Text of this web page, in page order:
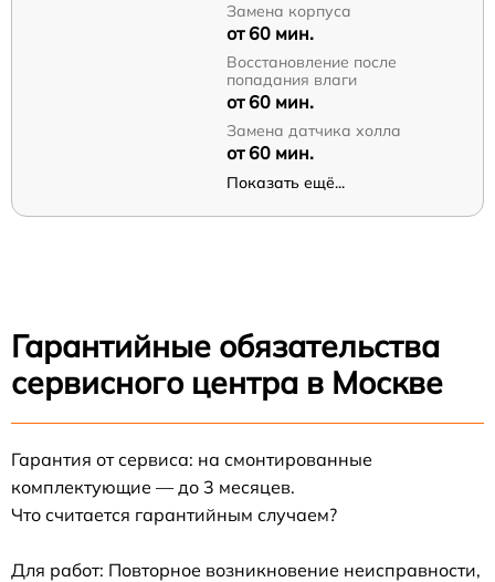
Замена корпуса
от 60 мин.
Восстановление после
попадания влаги
от 60 мин.
Замена датчика холла
от 60 мин.
Показать ещё...
Гарантийные обязательства
сервисного центра в Москве
Гарантия от сервиса: на смонтированные
комплектующие — до 3 месяцев.
Что считается гарантийным случаем?
Для работ: Повторное возникновение неисправности,